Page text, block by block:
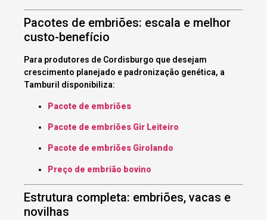
Pacotes de embriões: escala e melhor
custo-benefício
Para produtores de Cordisburgo que desejam
crescimento planejado e padronização genética, a
Tamburil disponibiliza:
Pacote de embriões
Pacote de embriões Gir Leiteiro
Pacote de embriões Girolando
Preço de embrião bovino
Estrutura completa: embriões, vacas e
novilhas